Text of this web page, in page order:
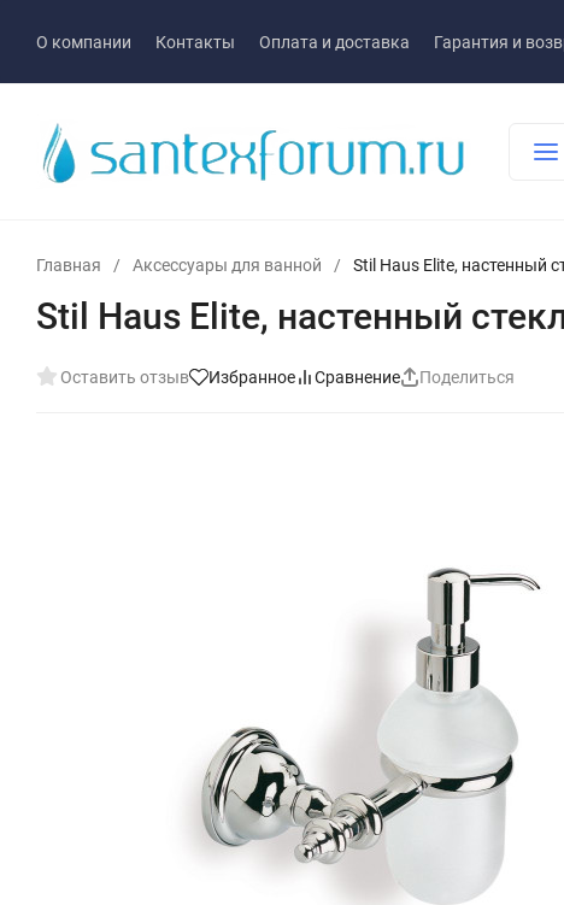
О компании Контакты Оплата и доставка Гарантия и
Главная / Аксессуары для ванной / Stil Haus Elite, настенный
Stil Haus Elite, настенный
Оставить отзыв Избранное Сравнение Поделиться